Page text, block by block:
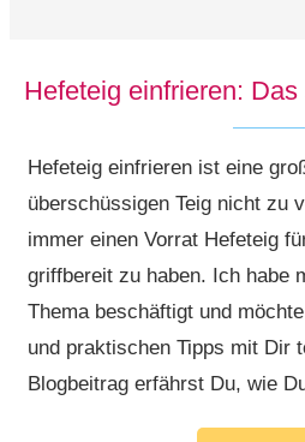
Hefeteig einfrieren:
Hefeteig einfrieren ist eine
überschüssigen Teig nicht zu
immer einen Vorrat Hefeteig
griffbereit zu haben. Ich habe
Thema beschäftigt und
und praktischen Tipps mit Dir
Blogbeitrag erfährst Du, wie